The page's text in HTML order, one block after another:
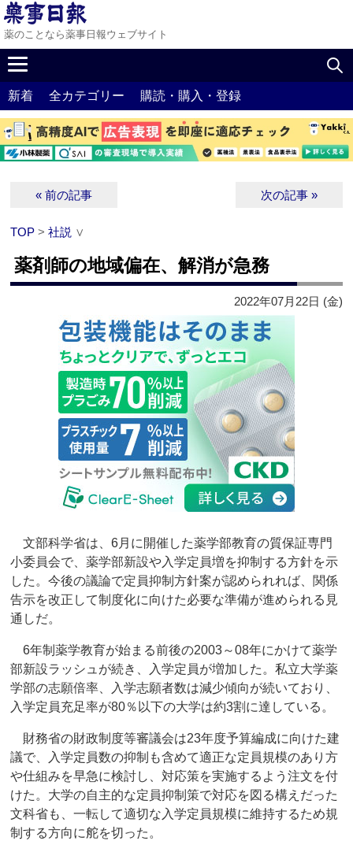
薬のことなら薬事日報ウェブサイト
新着 全カテゴリー 購読・購入・登録
« 前の記事 次の記事 »
TOP >社説 ∨
薬剤師の地域偏在、解消が急務
2022年07月22日 (金)
文部科学省は、6月に開催した薬学部教育の質保証専門
小委員会で、薬学部新設や入学定員増を抑制する方針を示
した。今後の議論で定員抑制方針案が認められれば、関係
告示を改正して制度化に向けた必要な準備が進められる見
通しだ。
6年制薬学教育が始まる前後の2003～08年にかけて薬学
部新設ラッシュが続き、入学定員が増加した。私立大学薬
学部の志願倍率、入学志願者数は減少傾向が続いており、
入学定員充足率が80％以下の大学は約3割に達している。
財務省の財政制度等審議会は23年度予算編成に向けた建
議で、入学定員数の抑制も含めて適正な定員規模のあり方
や仕組みを早急に検討し、対応策を実施するよう注文を付
けた。大学の自主的な定員抑制策で対応を図る構えだった
文科省も、一転して適切な入学定員規模に維持するため規
制する方向に舵を切った。